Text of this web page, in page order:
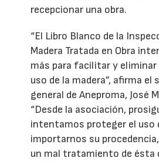
recepcionar una obra.
“El Libro Blanco de la
Madera Tratada en Obra
más para facilitar y eliminar
uso de la madera”, afirma el
general de Aneproma, José
“Desde la asociación,
intentamos proteger el uso
importarnos su
un mal tratamiento de ésta